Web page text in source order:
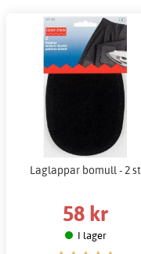
Laglappar bomull - 2 st
58 kr
I lager